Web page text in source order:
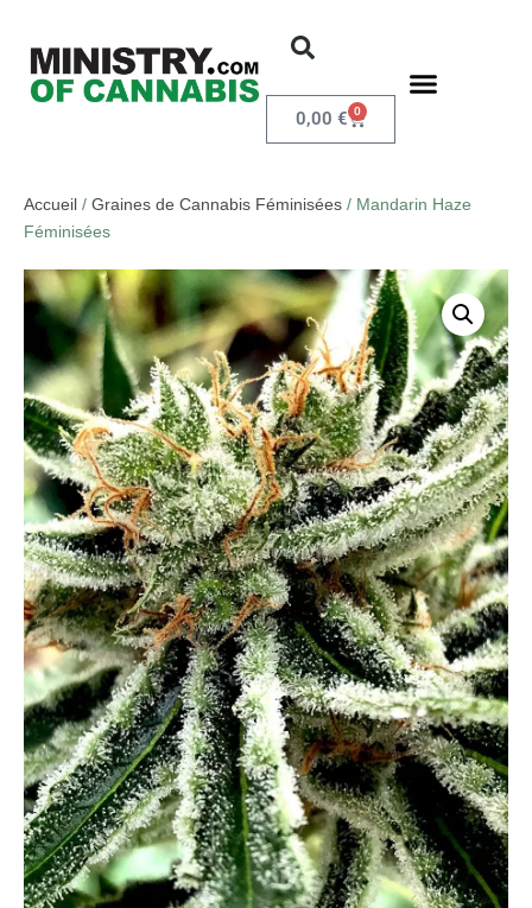
0,00 € 0
Accueil / Graines de Cannabis Féminisées / Mandarin Haze
Féminisées